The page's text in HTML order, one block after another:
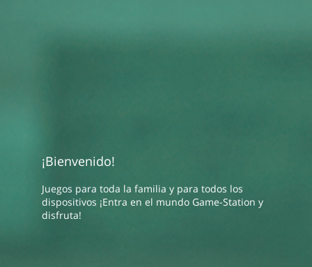
¡Bienvenido!
Juegos para toda la familia y para todos los
dispositivos ¡Entra en el mundo Game-Station y
disfruta!